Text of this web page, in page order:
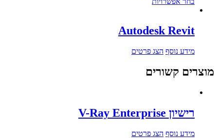
מספר
סוגים.
לבחור
האפשרויות
Autodesk Revit
מידע נוסף הצג פרטים
מוצרים קשורים
רישיון V-Ray Enterprise
מידע נוסף הצג פרטים